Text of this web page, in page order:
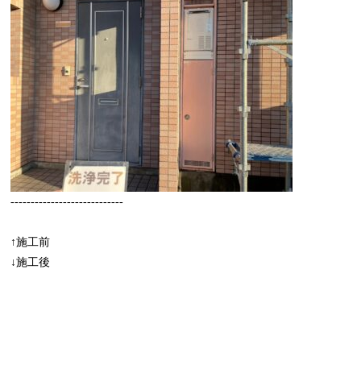
----------------------------
↑施工前
↓施工後